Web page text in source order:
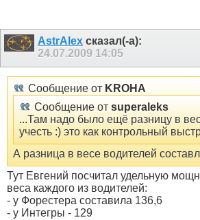
AstrAlex сказал(-а):
24.07.2009 14:05
Сообщение от KROHA
Сообщение от superaleks
...Там надо было ещё разницу в
учесть :) это как контрольный
А разница в весе водителей
Тут Евгений посчитал удельную
веса каждого из водителей:
- у Форестера составила 136,6
- у Интегры - 129